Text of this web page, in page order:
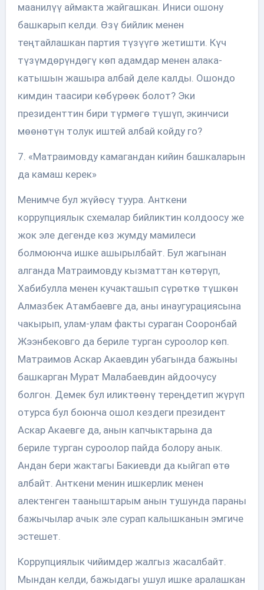
маанилүү аймакта жайгашкан. Иниси ошону
башкарып келди. Өзү бийлик менен
теңтайлашкан партия түзүүгө жетишти. Күч
түзүмдөрүндөгү көп адамдар менен алака-
катышын жашыра албай деле калды. Ошондо
кимдин таасири көбүрөөк болот? Эки
президенттин бири түрмөгө түшүп, экинчиси
мөөнөтүн толук иштей албай койду го?
7. «Матраимовду камагандан кийин башкаларын
да камаш керек»
Менимче бул жүйөсү туура. Анткени
коррупциялык схемалар бийликтин колдоосу же
жок эле дегенде көз жумду мамилеси
болмоюнча ишке ашырылбайт. Бул жагынан
алганда Матраимовду кызматтан көтөрүп,
Хабибулла менен кучакташып сүрөткө түшкөн
Алмазбек Атамбаевге да, аны инаугурациясына
чакырып, улам-улам факты сураган Сооронбай
Жээнбековго да бериле турган суроолор көп.
Матраимов Аскар Акаевдин убагында бажыны
башкарган Мурат Малабаевдин айдоочусу
болгон. Демек бул иликтөөнү тереңдетип жүрүп
отурса бул боюнча ошол кездеги президент
Аскар Акаевге да, анын капчыктарына да
бериле турган суроолор пайда болору анык.
Андан бери жактагы Бакиевди да кыйгап өтө
албайт. Анткени менин ишкерлик менен
алектенген тааныштарым анын тушунда параны
бажычылар ачык эле сурап калышканын эмгиче
эстешет.
Коррупциялык чийимдер жалгыз жасалбайт.
Мындан келди, бажыдагы ушул ишке аралашкан